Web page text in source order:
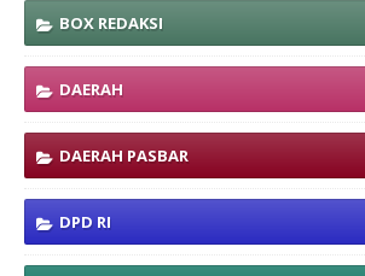
BOX REDAKSI
DAERAH
DAERAH PASBAR
DPD RI